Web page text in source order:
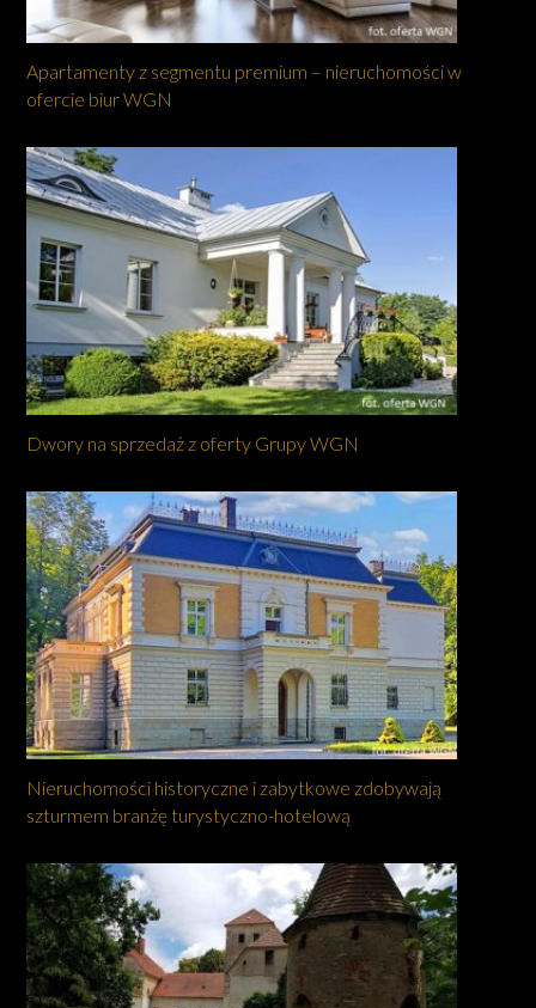
Apartamenty z segmentu premium – nieruchomości w
ofercie biur WGN
Dwory na sprzedaż z oferty Grupy WGN
Nieruchomości historyczne i zabytkowe zdobywają
szturmem branżę turystyczno-hotelową